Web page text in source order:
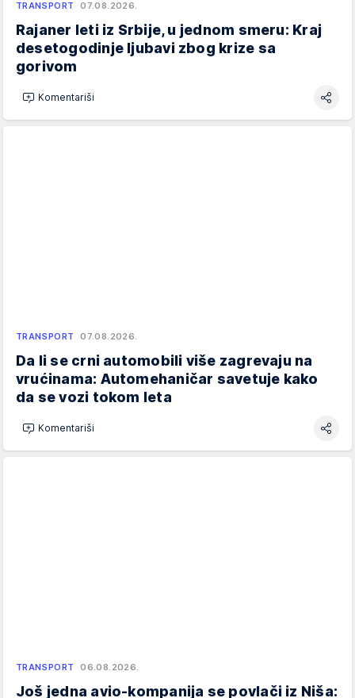
TRANSPORT 07.08.2026.
Rajaner leti iz Srbije, u jednom smeru: Kraj
desetogodinje ljubavi zbog krize sa
gorivom
Komentariši
TRANSPORT 07.08.2026.
Da li se crni automobili više zagrevaju na
vrućinama: Automehaničar savetuje kako
da se vozi tokom leta
Komentariši
TRANSPORT 06.08.2026.
Još jedna avio-kompanija se povlači iz Niša: